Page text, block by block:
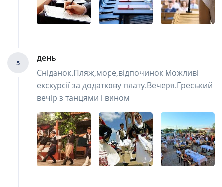
5
день
Сніданок.Пляж,море,відпочинок Можливі
екскурсії за додаткову плату.Вечеря.Греський
вечір з танцями і вином